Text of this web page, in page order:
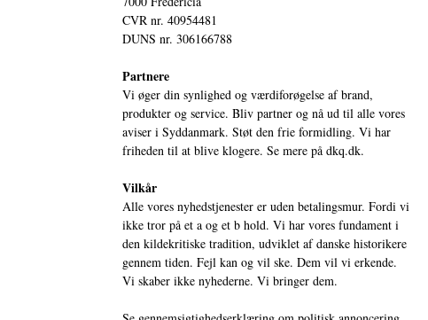
CVR nr. 40954481
DUNS nr. 306166788
Partnere
Vi øger din synlighed og værdiforøgelse af brand,
produkter og service. Bliv partner og nå ud til alle vores
aviser i Syddanmark. Støt den frie formidling. Vi har
friheden til at blive klogere. Se mere på dkq.dk.
Vilkår
Alle vores nyhedstjenester er uden betalingsmur. Fordi vi
ikke tror på et a og et b hold. Vi har vores fundament i
den kildekritiske tradition, udviklet af danske historikere
gennem tiden. Fejl kan og vil ske. Dem vil vi erkende.
Vi skaber ikke nyhederne. Vi bringer dem.